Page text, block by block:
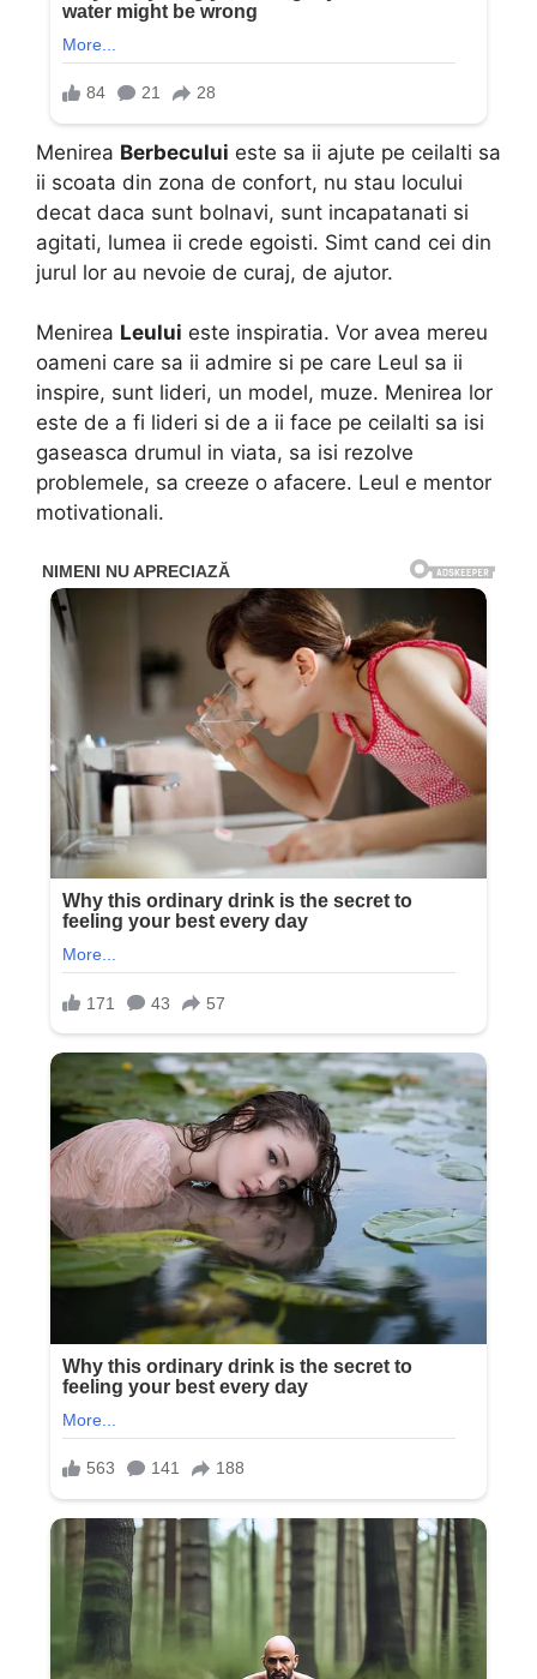
Menirea Berbecului este sa ii ajute pe ceilalti sa
ii scoata din zona de confort, nu stau locului
decat daca sunt bolnavi, sunt incapatanati si
agitati, lumea ii crede egoisti. Simt cand cei din
jurul lor au nevoie de curaj, de ajutor.
Menirea Leului este inspiratia. Vor avea mereu
oameni care sa ii admire si pe care Leul sa ii
inspire, sunt lideri, un model, muze. Menirea lor
este de a fi lideri si de a ii face pe ceilalti sa isi
gaseasca drumul in viata, sa isi rezolve
problemele, sa creeze o afacere. Leul e mentor
motivationali.